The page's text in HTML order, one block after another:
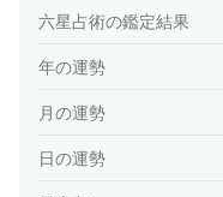
六星占術の鑑定結果
年の運勢
月の運勢
日の運勢